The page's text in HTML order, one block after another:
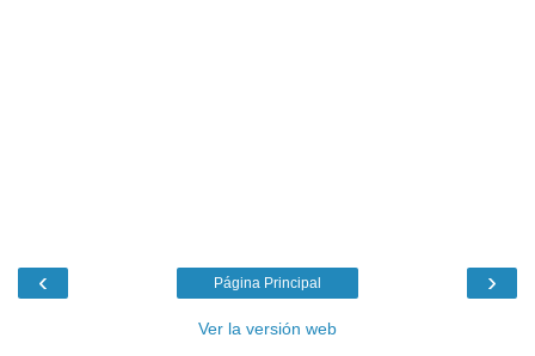
‹ ›
Página Principal
Ver la versión web